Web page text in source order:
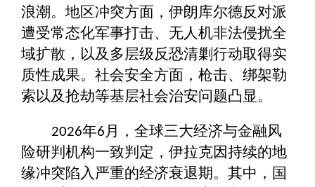
浪潮。地区冲突方面，伊朗库尔德反对派
遭受常态化军事打击、无人机非法侵扰全
域扩散，以及多层级反恐清剿行动取得实
质性成果。社会安全方面，枪击、绑架勒
索以及抢劫等基层社会治安问题凸显。
2026年6月，全球三大经济与金融风
险研判机构一致判定，伊拉克因持续的地
缘冲突陷入严重的经济衰退期。其中，国